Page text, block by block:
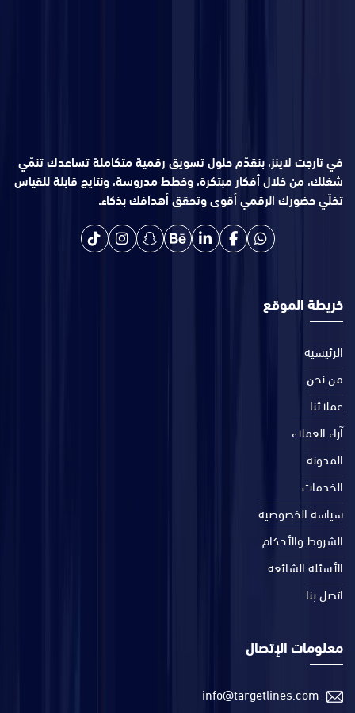
في تارجت لاينز، بنقدّم حلول تسويق رقمية متكاملة تساعدك تنمّي
شغلك، من خلال أفكار مبتكرة، وخطط مدروسة، ونتايج قابلة للقياس
تخلّي حضورك الرقمي أقوى وتحقق أهدافك بذكاء.
خريطة الموقع
الرئيسية
من نحن
عملائنا
آراء العملاء
المدونة
الخدمات
سياسة الخصوصية
الشروط والأحكام
الأسئلة الشائعة
اتصل بنا
معلومات الإتصال
info@targetlines.com